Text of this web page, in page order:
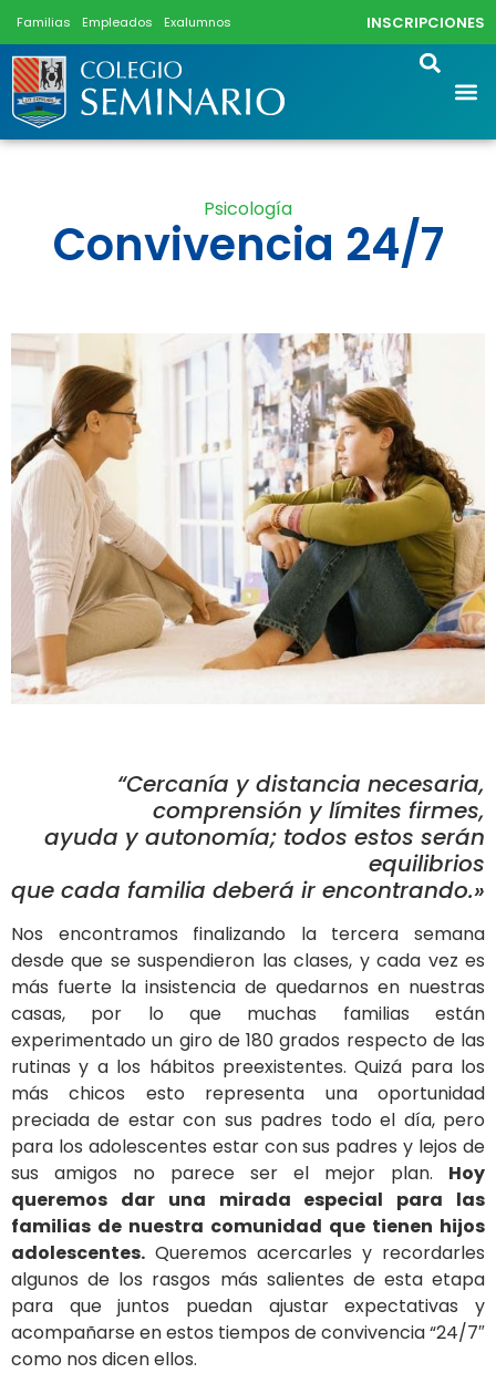
Familias Empleados Exalumnos INSCRIPCIONES
Psicología
Convivencia 24/7
“Cercanía y distancia necesaria,
comprensión y límites firmes,
ayuda y autonomía; todos estos serán
equilibrios
que cada familia deberá ir encontrando.»
Nos encontramos finalizando la tercera semana
desde que se suspendieron las clases, y cada vez es
más fuerte la insistencia de quedarnos en nuestras
casas, por lo que muchas familias están
experimentado un giro de 180 grados respecto de las
rutinas y a los hábitos preexistentes. Quizá para los
más chicos esto representa una oportunidad
preciada de estar con sus padres todo el día, pero
para los adolescentes estar con sus padres y lejos de
sus amigos no parece ser el mejor plan. Hoy
queremos dar una mirada especial para las
familias de nuestra comunidad que tienen hijos
adolescentes. Queremos acercarles y recordarles
algunos de los rasgos más salientes de esta etapa
para que juntos puedan ajustar expectativas y
acompañarse en estos tiempos de convivencia “24/7″
como nos dicen ellos.